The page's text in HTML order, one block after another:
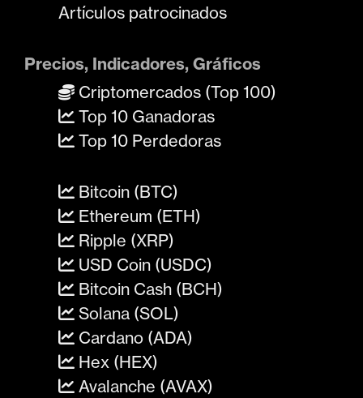
Artículos patrocinados
Precios, Indicadores, Gráficos
Criptomercados (Top 100)
Top 10 Ganadoras
Top 10 Perdedoras
Bitcoin (BTC)
Ethereum (ETH)
Ripple (XRP)
USD Coin (USDC)
Bitcoin Cash (BCH)
Solana (SOL)
Cardano (ADA)
Hex (HEX)
Avalanche (AVAX)